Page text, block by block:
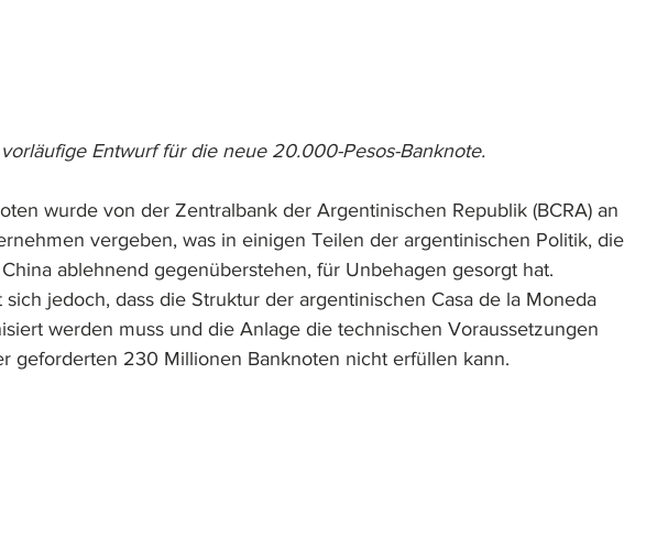
Entwurf für die neue 20.000-Pesos-Banknote.
wurde von der Zentralbank der Argentinischen Republik (BCRA) an
vergeben, was in einigen Teilen der argentinischen Politik, die
ablehnend gegenüberstehen, für Unbehagen gesorgt hat.
sich jedoch, dass die Struktur der argentinischen Casa de la Moneda
werden muss und die Anlage die technischen Voraussetzungen
geforderten 230 Millionen Banknoten nicht erfüllen kann.